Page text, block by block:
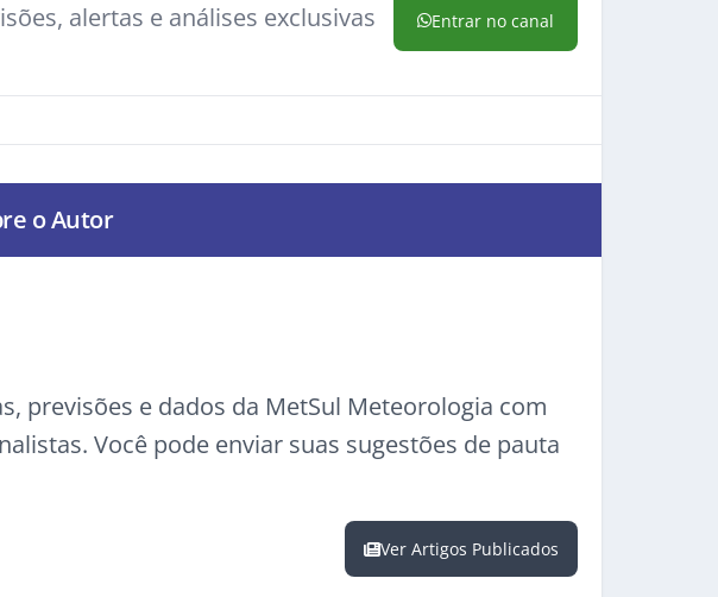
alertas e análises exclusivas
Entrar no canal
o Autor
previsões e dados da MetSul Meteorologia com
Você pode enviar suas sugestões de pauta
Ver Artigos Publicados